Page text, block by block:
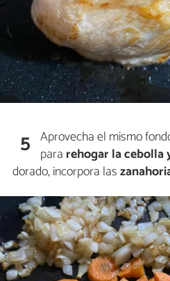
5 Aprovecha el mismo
para rehogar la cebolla
dorado, incorpora las